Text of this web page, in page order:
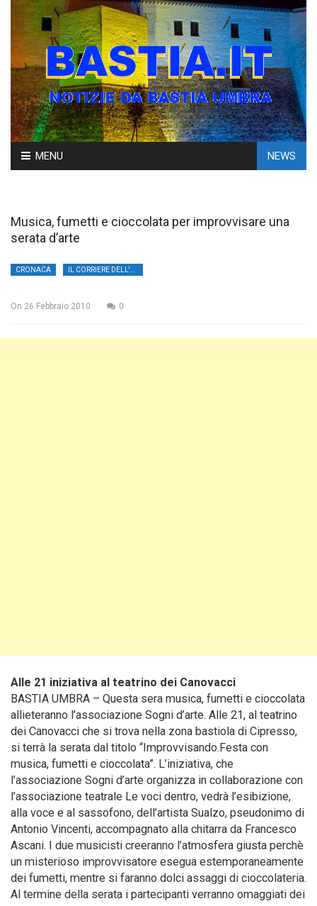
Skip
to
MENU NEWS
Musica, fumetti e cioccolata per improvvisare una
serata d’arte
CRONACA
On 26 Febbraio 2010 0
Alle 21 iniziativa al teatrino dei Canovacci
BASTIA UMBRA – Questa sera musica, fumetti e cioccolata
allieteranno l’associazione Sogni d’arte. Alle 21, al teatrino
dei Canovacci che si trova nella zona bastiola di Cipresso,
si terrà la serata dal titolo “Improvvisando.Festa con
musica, fumetti e cioccolata”. L’iniziativa, che
l’associazione Sogni d’arte organizza in collaborazione con
l’associazione teatrale Le voci dentro, vedrà l’esibizione,
alla voce e al sassofono, dell’artista Sualzo, pseudonimo di
Antonio Vincenti, accompagnato alla chitarra da Francesco
Ascani. I due musicisti creeranno l’atmosfera giusta perchè
un misterioso improvvisatore esegua estemporaneamente
dei fumetti, mentre si faranno dolci assaggi di cioccolateria.
Al termine della serata i partecipanti verranno omaggiati dei